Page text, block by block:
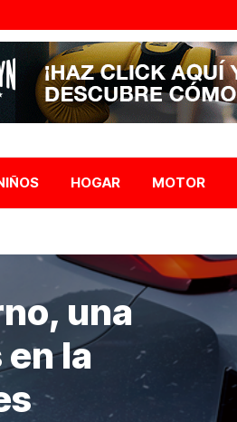
HOGAR MOTOR
una
la